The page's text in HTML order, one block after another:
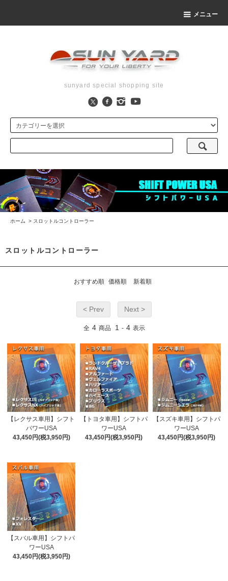
メニュー
sunyard special shopping site
ホーム > スロットルコントローラー
スロットルコントローラー
おすすめ順 価格順 新着順
< Prev Next >
全 4 商品 1 - 4 表示
【レクサス車用】シフト
パワーUSA
43,450円(税3,950円)
【トヨタ車用】シフトパ
ワーUSA
43,450円(税3,950円)
【スズキ車用】シフトパ
ワーUSA
43,450円(税3,950円)
【スバル車用】シフトパ
ワーUSA
43,450円(税3,950円)